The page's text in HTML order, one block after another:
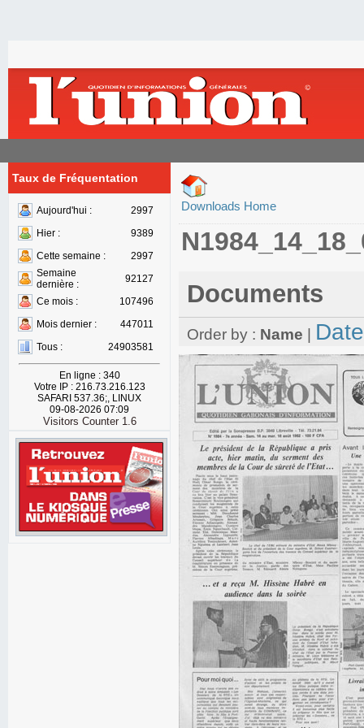
Taux de Fréquentation
Aujourd'hui :
2997
Hier :
9389
Cette semaine :
2997
Semaine
dernière :
92127
Ce mois :
107496
Mois dernier :
447011
Tous :
24903581
En ligne : 340
Votre IP : 216.73.216.123
SAFARI 537.36;, LINUX
09-08-2026 07:09
Visitors Counter 1.6
Downloads Home
Documents
Order by : Name Date